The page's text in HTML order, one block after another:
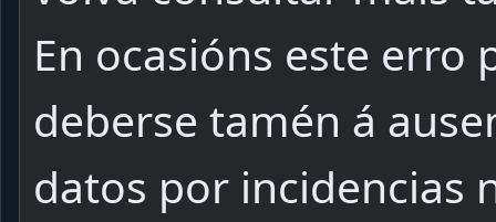
En ocasións este erro
deberse tamén á
datos por incidencias